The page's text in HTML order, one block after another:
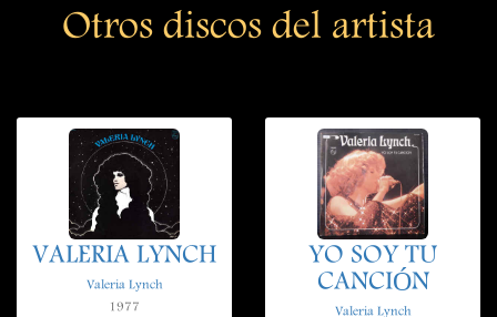
Otros discos del artista
VALERIA LYNCH
Valeria Lynch
1977
YO SOY TU
CANCIÓN
Valeria Lynch